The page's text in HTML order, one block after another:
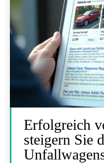
Erfolgreich
steigern Sie